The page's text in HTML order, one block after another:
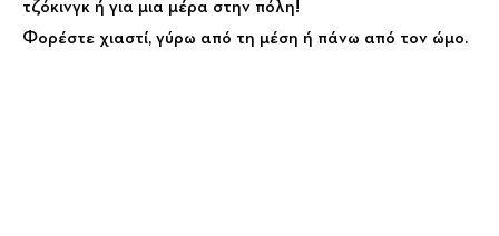
τζόκινγκ ή για μια μέρα στην πόλη!
Φορέστε χιαστί, γύρω από τη μέση ή πάνω από τον ώμο.